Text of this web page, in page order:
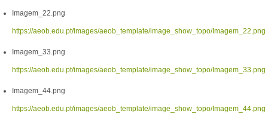
Imagem_22.png
https://aeob.edu.pt/images/aeob_template/image_show_topo/Imagem_22.png
Imagem_33.png
https://aeob.edu.pt/images/aeob_template/image_show_topo/Imagem_33.png
Imagem_44.png
https://aeob.edu.pt/images/aeob_template/image_show_topo/Imagem_44.png